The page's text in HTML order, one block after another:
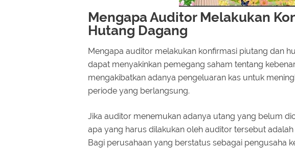
Mengapa Auditor Melakukan
Hutang Dagang
Mengapa auditor melakukan konfirmasi piutang dan
dapat menyakinkan pemegang saham tentang
mengakibatkan adanya pengeluaran kas untuk
periode yang berlangsung.
Jika auditor menemukan adanya utang yang belum
apa yang harus dilakukan oleh auditor tersebut
Bagi perusahaan yang berstatus sebagai pengusaha